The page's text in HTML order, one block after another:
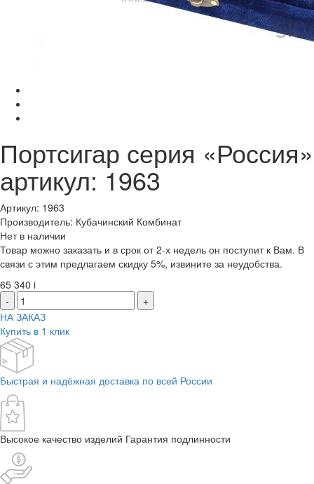
Портсигар серия «Россия»
артикул: 1963
Артикул: 1963
Производитель: Кубачинский Комбинат
Нет в наличии
Товар можно заказать и в срок от 2-х недель он поступит к Вам. В
связи с этим предлагаем скидку 5%, извините за неудобства.
65 340 i
-
+
НА ЗАКАЗ
Купить в 1 клик
Быстрая и надёжная доставка по всей России
Высокое качество изделий Гарантия подлинности